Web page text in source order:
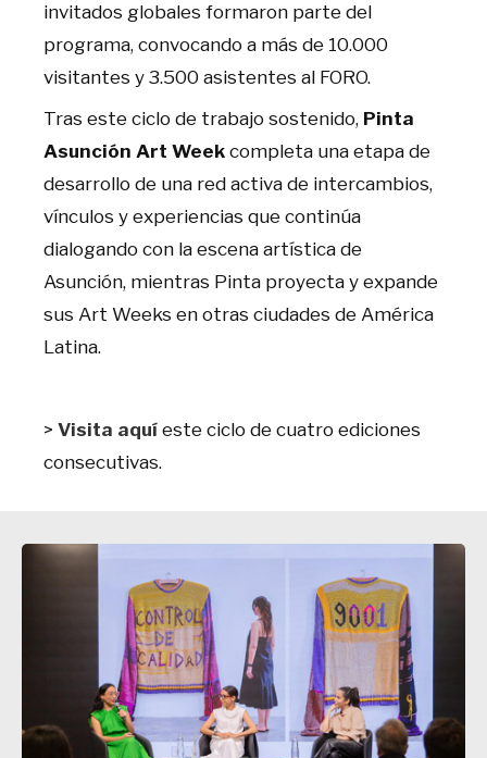
invitados globales formaron parte del
programa, convocando a más de 10.000
visitantes y 3.500 asistentes al FORO.
Tras este ciclo de trabajo sostenido, Pinta
Asunción Art Week completa una etapa de
desarrollo de una red activa de intercambios,
vínculos y experiencias que continúa
dialogando con la escena artística de
Asunción, mientras Pinta proyecta y expande
sus Art Weeks en otras ciudades de América
Latina.
> Visita aquí este ciclo de cuatro ediciones
consecutivas.